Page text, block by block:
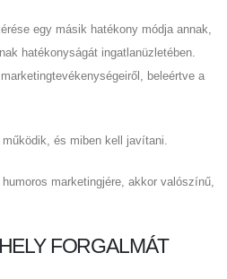
egy másik hatékony módja annak,
hatékonyságát ingatlanüzletében.
beleértve a
és miben kell javítani.
marketingjére, akkor valószínű,
FORGALMÁT